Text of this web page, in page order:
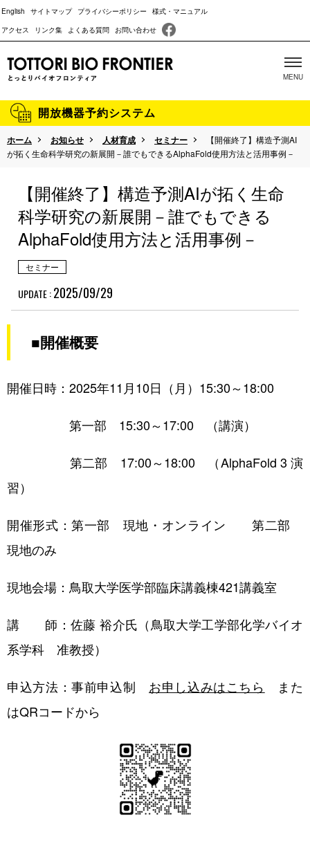
English サイトマップ プライバシーポリシー
様式・マニュアル
アクセス
リンク集 よくある質問 お問い合わせ
当施設について
沿革
成果報告
パンフレット
動物実験に関する情報開示
機器利用のご案内
レンタルラボのご案内
動物実験・遺伝子組換え実験のご案内
人材育成情報
セミナー
ワークショップ
開放機器予約システム
ホーム お知らせ 人材育成 セミナー
【開催終了】構造予測AI
が拓く生命科学研究の新展開－誰でもできるAlphaFold使用方法と活用事例－
【開催終了】構造予測AIが拓く生命
科学研究の新展開－誰でもできる
AlphaFold使用方法と活用事例－
セミナー
UPDATE :2025/09/29
■開催概要
開催日時：2025年11月10日（月）15:30～18:00
第一部 15:30～17:00 （講演）
第二部 17:00～18:00 （AlphaFold 3 演
習）
開催形式：第一部 現地・オンライン 第二部
現地のみ
現地会場：鳥取大学医学部臨床講義棟421講義室
講 師：佐藤 裕介氏（鳥取大学工学部化学バイオ
系学科 准教授）
申込方法：事前申込制 お申し込みはこちら
また
はQRコードから